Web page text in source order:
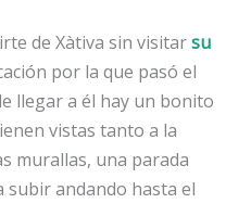
de Xàtiva sin visitarsu
por la que pasó el
llegar a él hay un bonito
vistas tanto a la
murallas, una parada
subir andando hasta el